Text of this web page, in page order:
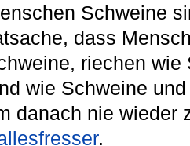
Schweine
dass
riechen
wie Schweine
danach nie wieder
.